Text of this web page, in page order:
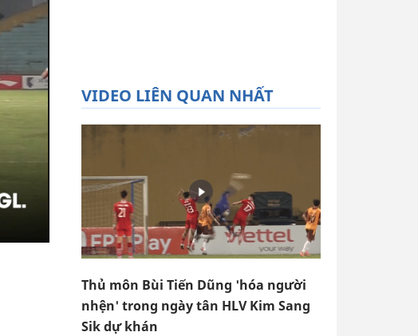
VIDEO LIÊN QUAN NHẤT
Thủ môn Bùi Tiến Dũng 'hóa người
nhện' trong ngày tân HLV Kim Sang
Sik dự khán